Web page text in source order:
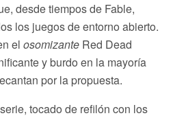
desde tiempos de Fable,
los juegos de entorno abierto.
el osomizante Red Dead
y burdo en la mayoría
por la propuesta.
tocado de refilón con los